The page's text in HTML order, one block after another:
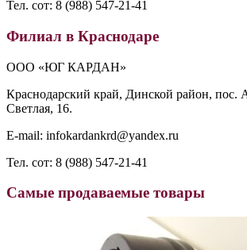
Тел. сот: 8 (988) 547-21-41
Филиал в Краснодаре
ООО «ЮГ КАРДАН»
Краснодарский край, Динской район, пос.
Светлая, 16.
E-mail: infokardankrd@yandex.ru
Тел. сот: 8 (988) 547-21-41
Самые продаваемые товары